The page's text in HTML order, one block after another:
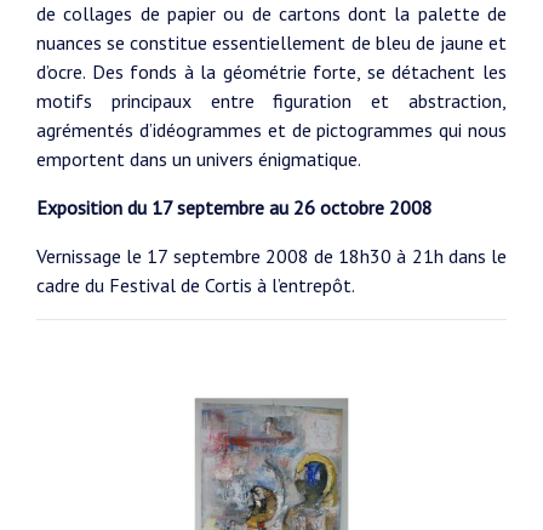
de collages de papier ou de cartons dont la palette de
nuances se constitue essentiellement de bleu de jaune et
d’ocre. Des fonds à la géométrie forte, se détachent les
motifs principaux entre figuration et abstraction,
agrémentés d’idéogrammes et de pictogrammes qui nous
emportent dans un univers énigmatique.
Exposition du 17 septembre au 26 octobre 2008
Vernissage le 17 septembre 2008 de 18h30 à 21h dans le
cadre du Festival de Cortis à l’entrepôt.